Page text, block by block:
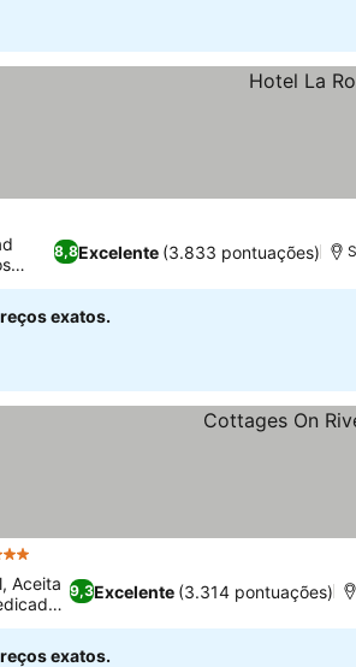
8,8Excelente (3.833 pontuações)
exatos.
Estrelas
9,3Excelente (3.314 pontuações)
Aceita
exatos.